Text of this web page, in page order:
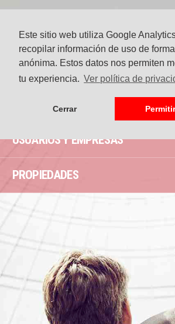
Este sitio web utiliza Google
recopilar información de uso de forma
anónima. Estos datos nos permiten
tu experiencia. Ver política de
Cerrar Permitir
NOSOTROS
INVERSORES, PROPIETARIOS Y
USUARIOS Y EMPRESAS
PROPIEDADES